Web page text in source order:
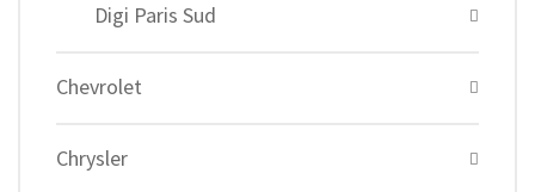
Digi Paris Sud
Chevrolet
Chrysler